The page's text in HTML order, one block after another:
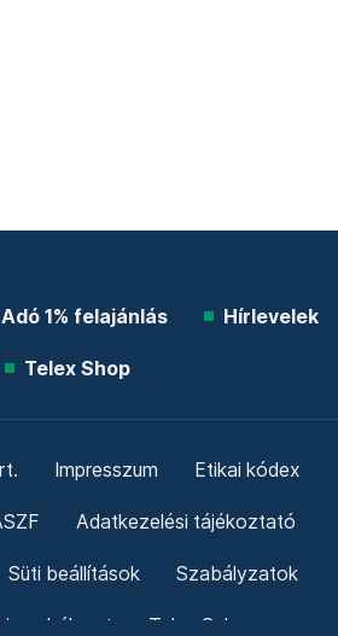
Adó 1% felajánlás Hírlevelek
Telex Shop
Impresszum Etikai kódex
Adatkezelési tájékoztató
Süti beállítások Szabályzatok
szabályzat Telex Sales